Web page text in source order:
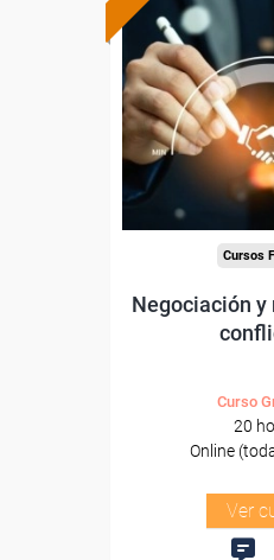
Para
trabajadores y
-
Cursos
Negociación y
Curso
20
Online
Ver